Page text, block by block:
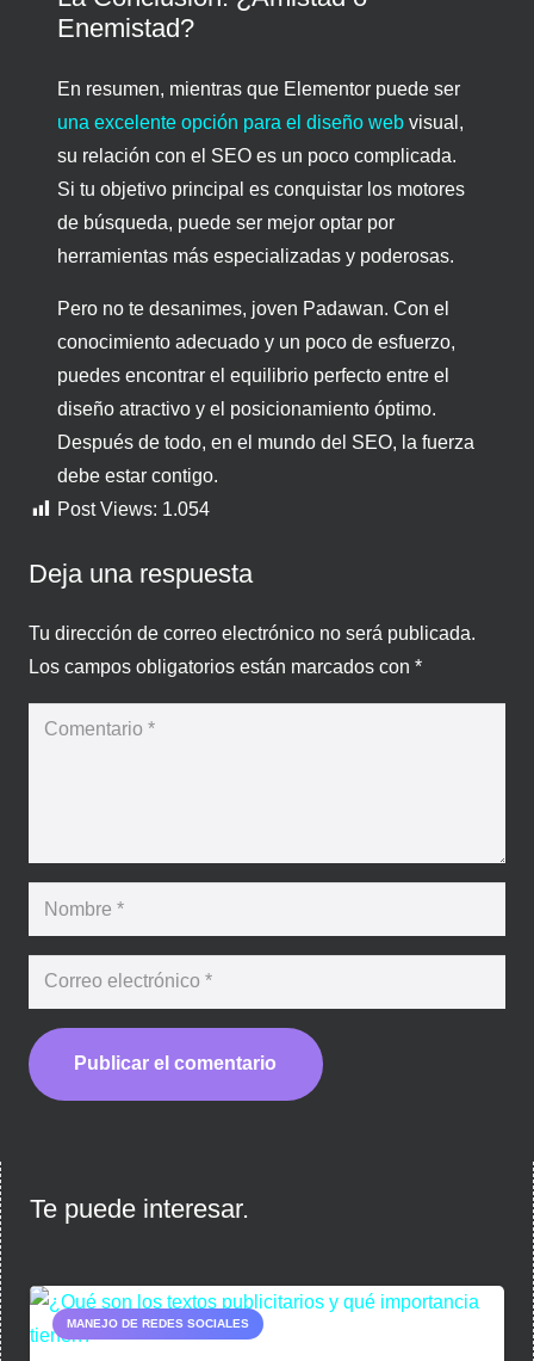
Enemistad?
En resumen, mientras que Elementor puede ser
una excelente opción para el diseño web visual,
su relación con el SEO es un poco complicada.
Si tu objetivo principal es conquistar los motores
de búsqueda, puede ser mejor optar por
herramientas más especializadas y poderosas.
Pero no te desanimes, joven Padawan. Con el
conocimiento adecuado y un poco de esfuerzo,
puedes encontrar el equilibrio perfecto entre el
diseño atractivo y el posicionamiento óptimo.
Después de todo, en el mundo del SEO, la fuerza
debe estar contigo.
Post Views: 1.054
Deja una respuesta
Tu dirección de correo electrónico no será publicada.
Los campos obligatorios están marcados con *
Publicar el comentario
Te puede interesar.
MANEJO DE REDES SOCIALES